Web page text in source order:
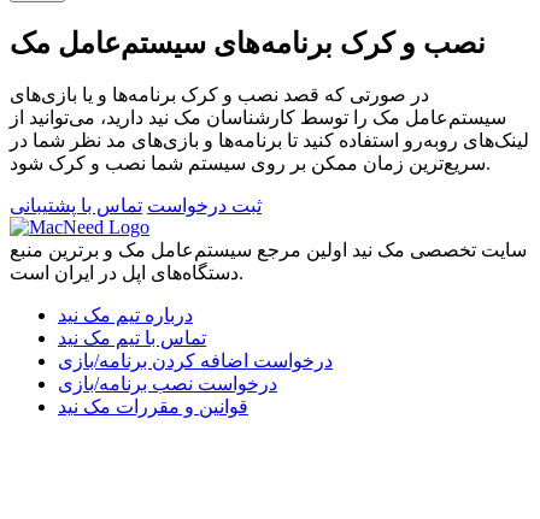
نصب و کرک برنامه‌های سیستم‌عامل مک
در صورتی که قصد نصب و کرک برنامه‌ها و یا بازی‌های
سیستم‌عامل مک را توسط کارشناسان مک نید دارید، می‌توانید از
لینک‌های رو‌به‌رو استفاده کنید تا برنامه‌ها و بازی‌های مد نظر شما در
سریع‌ترین زمان ممکن بر روی سیستم شما نصب و کرک شود.
ثبت درخواست تماس با پشتیبانی
سایت تخصصی مک نید اولین مرجع سیستم‌عامل مک و برترین منبع
دستگاه‌های اپل در ایران است.
درباره تیم مک نید
تماس با تیم مک نید
درخواست اضافه کردن برنامه/بازی
درخواست نصب برنامه/بازی
قوانین و مقررات مک نید